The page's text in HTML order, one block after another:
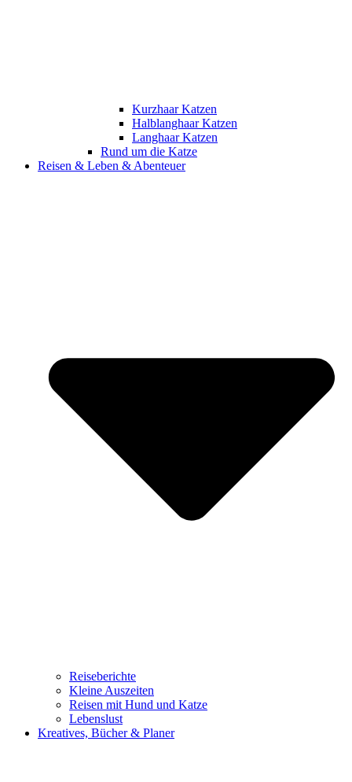
Kurzhaar Katzen
Halblanghaar Katzen
Langhaar Katzen
Rund um die Katze
Reisen & Leben & Abenteuer
Reiseberichte
Kleine Auszeiten
Reisen mit Hund und Katze
Lebenslust
Kreatives, Bücher & Planer